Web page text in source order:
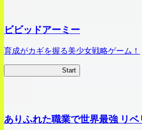
ビビッドアーミー
育成がカギを握る美少女戦略ゲーム！
Start
ありふれた職業で世界最強 リ